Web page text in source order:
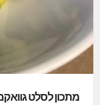
מתכון לסלט